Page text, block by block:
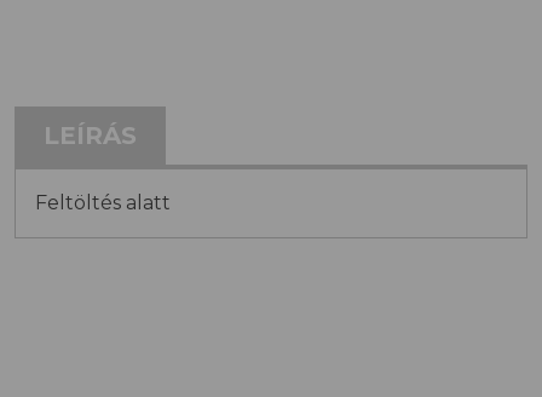
LEÍRÁS
Feltöltés alatt